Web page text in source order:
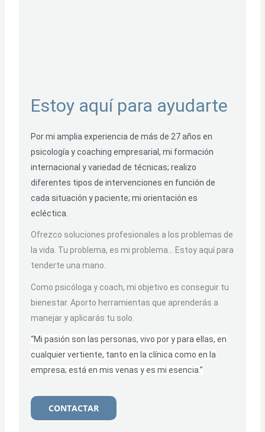
Estoy aquí para ayudarte
Por mi amplia experiencia de más de 27 años en
psicología y coaching empresarial, mi formación
internacional y variedad de técnicas; realizo
diferentes tipos de intervenciones en función de
cada situación y paciente; mi orientación es
ecléctica.
Ofrezco soluciones profesionales a los problemas de
la vida. Tu problema, es mi problema… Estoy aquí para
tenderte una mano.
Como psicóloga y coach, mi objetivo es conseguir tu
bienestar. Aporto herramientas que aprenderás a
manejar y aplicarás tu solo.
“Mi pasión son las personas, vivo por y para ellas, en
cualquier vertiente, tanto en la clínica como en la
empresa; está en mis venas y es mi esencia.”
CONTACTAR
F
T
I